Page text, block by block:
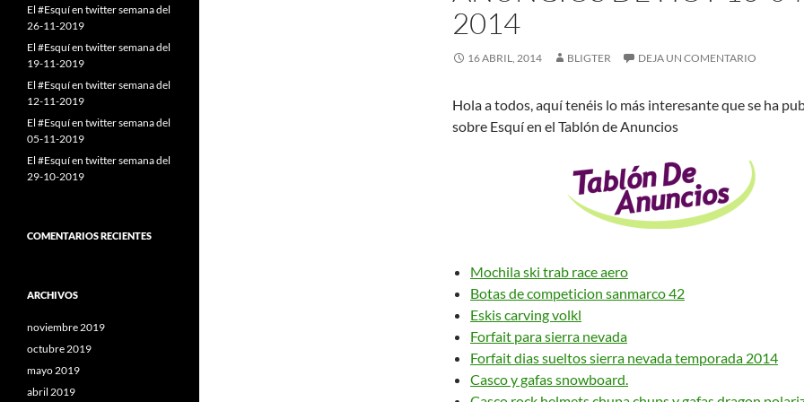
2014
16 ABRIL, 2014 BLIGTER DEJA UN COMENTARIO
Hola a todos, aquí tenéis lo más interesante que se ha
sobre Esquí en el Tablón de Anuncios
Mochila ski trab race aero
Botas de competicion sanmarco 42
Eskis carving volkl
Forfait para sierra nevada
Forfait dias sueltos sierra nevada temporada 2014
Casco y gafas snowboard.
El #Esquí en twitter semana del
26-11-2019
El #Esquí en twitter semana del
19-11-2019
El #Esquí en twitter semana del
12-11-2019
El #Esquí en twitter semana del
05-11-2019
El #Esquí en twitter semana del
29-10-2019
COMENTARIOS RECIENTES
ARCHIVOS
noviembre 2019
octubre 2019
mayo 2019
abril 2019